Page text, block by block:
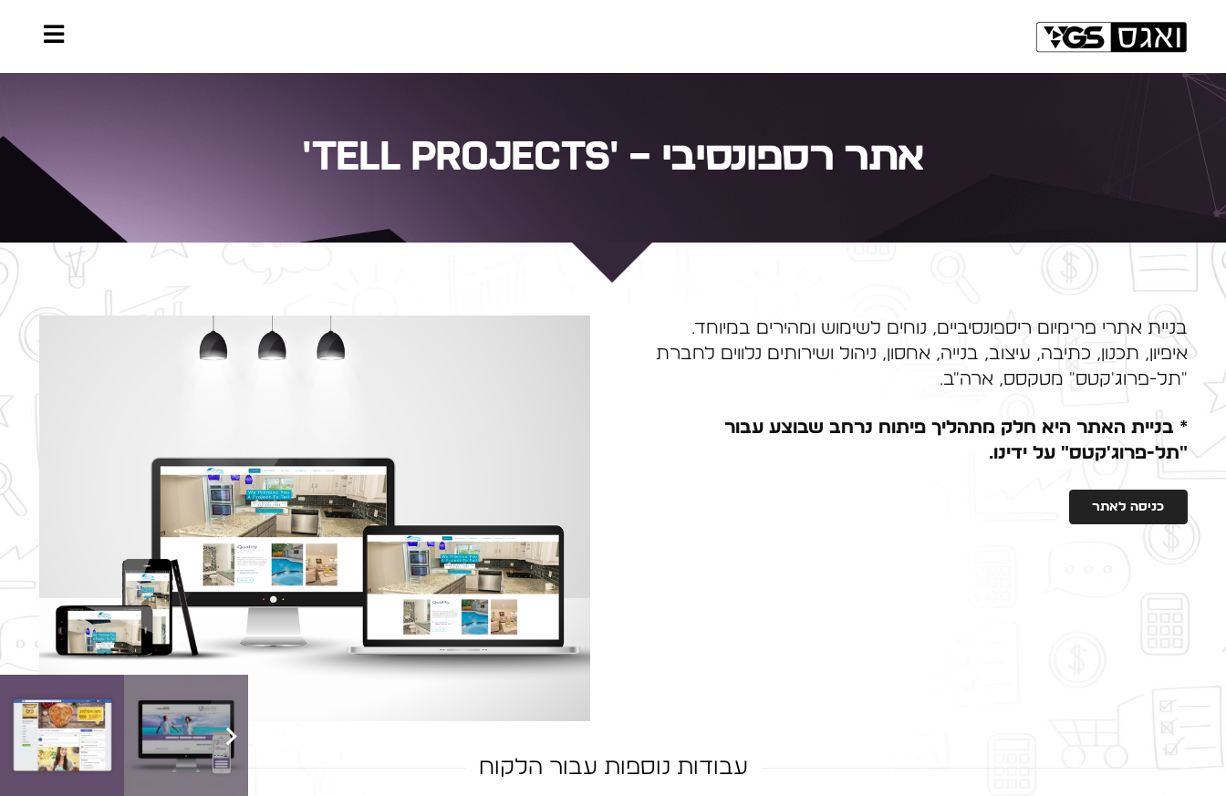
אתר רספונסיבי – 'Tell Projects'
בניית אתרי פרימיום ריספונסיביים, נוחים לשימוש ומהירים במיוחד.
איפיון, תכנון, כתיבה, עיצוב, בנייה, אחסון, ניהול ושירותים נלווים לחברת
"תל-פרוג'קטס" מטקסס, ארה"ב.
* בניית האתר היא חלק מתהליך פיתוח נרחב שבוצע עבור
"תל-פרוג'קטס" על ידינו.
כניסה לאתר
עבודות נוספות עבור הלקוח